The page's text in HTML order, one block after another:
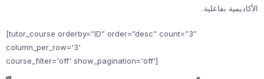
الأكاديمية بفاعلية.
[tutor_course orderby=”ID” order=”desc” count=”3″
column_per_row='3'
course_filter='off' show_pagination='off']